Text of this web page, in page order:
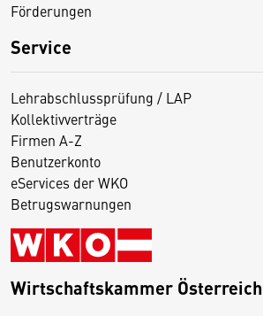
Förderungen
Service
Lehrabschlussprüfung / LAP
Kollektivverträge
Firmen A-Z
Benutzerkonto
eServices der WKO
Betrugswarnungen
Wirtschaftskammer Österreich